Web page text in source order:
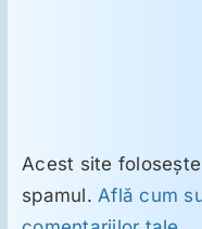
Acest site
spamul.Află cum